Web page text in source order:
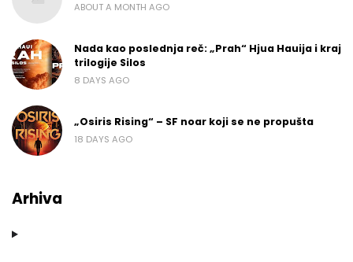
ABOUT A MONTH AGO
Nada kao poslednja reč: „Prah“ Hjua Hauija i kraj
trilogije Silos
8 DAYS AGO
„Osiris Rising“ – SF noar koji se ne propušta
18 DAYS AGO
Arhiva